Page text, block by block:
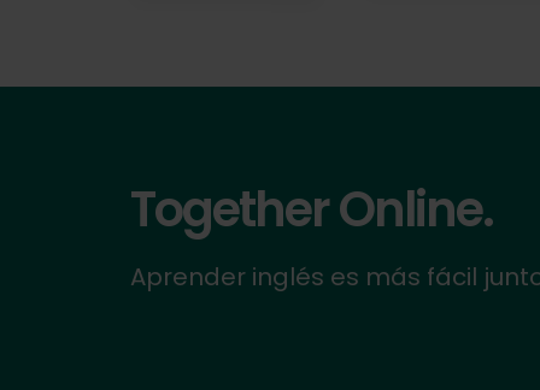
Together Online.
Aprender inglés es más fácil